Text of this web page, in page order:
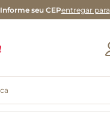
Informe seu CEPentregar para